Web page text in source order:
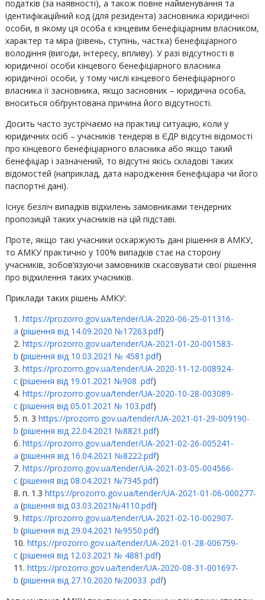
податків (за наявності), а також повне найменування та
ідентифікаційний код (для резидента) засновника юридичної
особи, в якому ця особа є кінцевим бенефіціарним власником,
характер та міра (рівень, ступінь, частка) бенефіціарного
володіння (вигоди, інтересу, впливу). У разі відсутності в
юридичної особи кінцевого бенефіціарного власника
юридичної особи, у тому числі кінцевого бенефіціарного
власника її засновника, якщо засновник – юридична особа,
вноситься обґрунтована причина його відсутності.
Досить часто зустрічаємо на практиці ситуацію, коли у
юридичних осіб – учасників тендерів в ЄДР відсутні відомості
про кінцевого бенефіціарного власника або якщо такий
бенефіціар і зазначений, то відсутні якісь складові таких
відомостей (наприклад, дата народження бенефіціара чи його
паспортні дані).
Існує безліч випадків відхилень замовниками тендерних
пропозицій таких учасників на цій підставі.
Проте, якщо такі учасники оскаржують дані рішення в АМКУ,
то АМКУ практично у 100% випадків стає на сторону
учасників, зобов’язуючи замовників скасовувати свої рішення
про відхилення таких учасників.
Приклади таких рішень АМКУ:
https://prozorro.gov.ua/tender/UA-2020-06-25-011316-
a (рішення від 14.09.2020 №17263.pdf)
https://prozorro.gov.ua/tender/UA-2021-01-20-001583-
b (рішення від 10.03.2021 № 4581.pdf)
https://prozorro.gov.ua/tender/UA-2020-11-12-008924-
c(рішення від 19.01.2021 №908 .pdf)
https://prozorro.gov.ua/tender/UA-2020-10-28-003089-
c(рішення від 05.01.2021 № 103.pdf)
п. 3 https://prozorro.gov.ua/tender/UA-2021-01-29-009190-
b (рішення від 22.04.2021 №8821.pdf)
https://prozorro.gov.ua/tender/UA-2021-02-26-005241-
a (рішення від 16.04.2021 №8222.pdf)
https://prozorro.gov.ua/tender/UA-2021-03-05-004566-
c(рішення від 08.04.2021 №7345.pdf)
п. 1.3 https://prozorro.gov.ua/tender/UA-2021-01-06-000277-
a (рішення від 03.03.2021№4110.pdf)
https://prozorro.gov.ua/tender/UA-2021-02-10-002907-
b (рішення від 29.04.2021 №9550.pdf)
https://prozorro.gov.ua/tender/UA-2021-01-28-006759-
c(рішення від 12.03.2021 № 4881.pdf)
https://prozorro.gov.ua/tender/UA-2020-08-31-001697-
b (рішення від 27.10.2020 №20033 .pdf)